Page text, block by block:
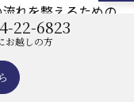
れを整えるための
されています。
と集中した呼吸を
ることが可能で
22-6823
お越しの方